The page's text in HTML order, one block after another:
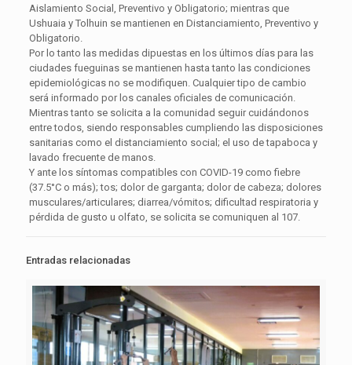
Aislamiento Social, Preventivo y Obligatorio; mientras que
Ushuaia y Tolhuin se mantienen en Distanciamiento, Preventivo y
Obligatorio.
Por lo tanto las medidas dipuestas en los últimos días para las
ciudades fueguinas se mantienen hasta tanto las condiciones
epidemiológicas no se modifiquen. Cualquier tipo de cambio
será informado por los canales oficiales de comunicación.
Mientras tanto se solicita a la comunidad seguir cuidándonos
entre todos, siendo responsables cumpliendo las disposiciones
sanitarias como el distanciamiento social; el uso de tapaboca y
lavado frecuente de manos.
Y ante los síntomas compatibles con COVID-19 como fiebre
(37.5°C o más); tos; dolor de garganta; dolor de cabeza; dolores
musculares/articulares; diarrea/vómitos; dificultad respiratoria y
pérdida de gusto u olfato, se solicita se comuniquen al 107.
Entradas relacionadas